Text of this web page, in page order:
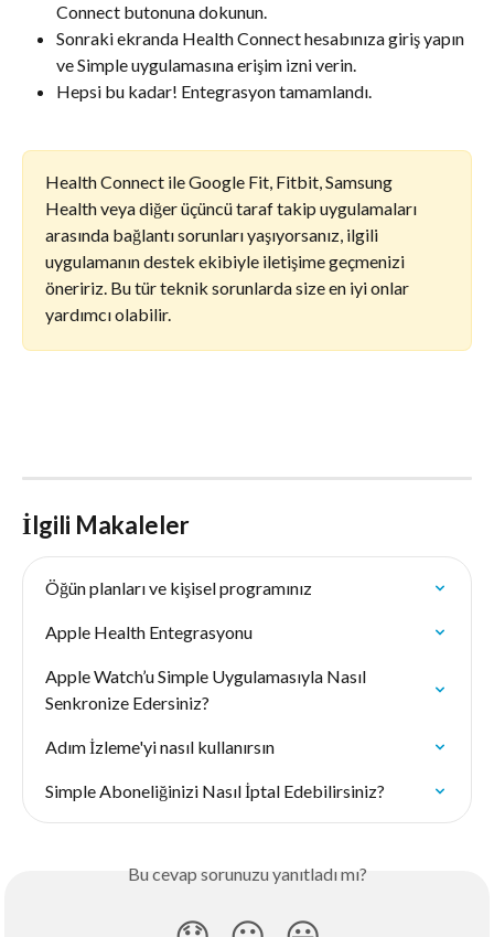
Connect butonuna dokunun.
Sonraki ekranda Health Connect hesabınıza giriş yapın
ve Simple uygulamasına erişim izni verin.
Hepsi bu kadar! Entegrasyon tamamlandı.
Health Connect ile Google Fit, Fitbit, Samsung
Health veya diğer üçüncü taraf takip uygulamaları
arasında bağlantı sorunları yaşıyorsanız, ilgili
uygulamanın destek ekibiyle iletişime geçmenizi
öneririz. Bu tür teknik sorunlarda size en iyi onlar
yardımcı olabilir.
İlgili Makaleler
Öğün planları ve kişisel programınız
Apple Health Entegrasyonu
Apple Watch’u Simple Uygulamasıyla Nasıl
Senkronize Edersiniz?
Adım İzleme'yi nasıl kullanırsın
Simple Aboneliğinizi Nasıl İptal Edebilirsiniz?
Bu cevap sorunuzu yanıtladı mı?